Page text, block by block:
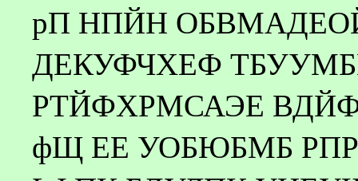
рП НПЙН
ДЕКУФЧХЕФ
РТЙФХРМСАЭЕ
фЩ ЕЕ УОБЮБМБ